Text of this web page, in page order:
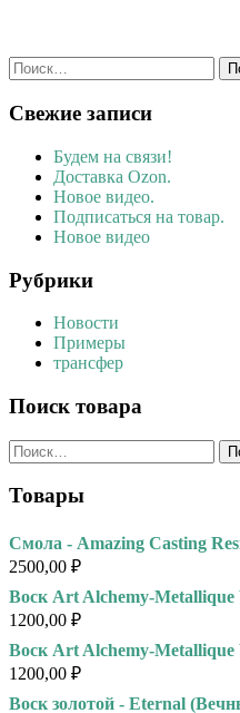
Найти:
Свежие записи
Будем на связи!
Доставка Ozon.
Новое видео.
Подписаться на товар.
Новое видео
Рубрики
Новости
Примеры
трансфер
Поиск товара
Найти:
Товары
Смола - Amazing Casting
2500,00 ₽
Воск Art Alchemy-Metallique
1200,00 ₽
Воск Art Alchemy-Metallique
1200,00 ₽
Воск золотой - Eternal